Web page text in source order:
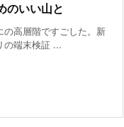
のいい山と
の高層階ですごした。新
の端末検証 ...